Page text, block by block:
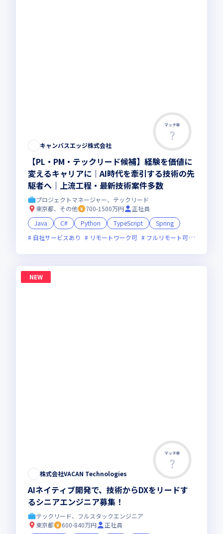
マッチ率
キャンバスエッジ株式会社
【PL・PM・テックリード候補】経験を価値に
変えるキャリアに｜AI時代を牽引する技術の先
駆者へ｜上流工程・最新技術案件多数
プロジェクトマネージャー、テックリード
東京都、その他
700-1500万円
正社員
Java
C# Python TypeScript
Spring
自社サービスあり
リモートワーク可 フルリモート可
NEW
マッチ率
株式会社VACAN Technologies
AIネイティブ開発で、技術からDXをリードす
るシニアエンジニア募集！
テックリード、フルスタックエンジニア
東京都
600-840万円
正社員